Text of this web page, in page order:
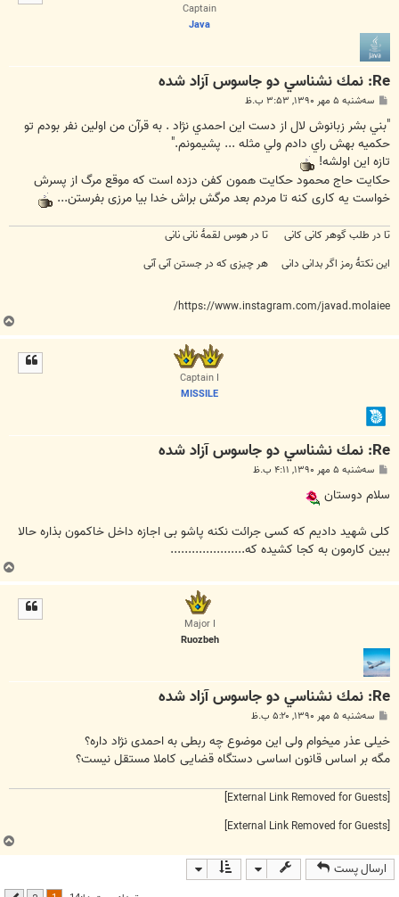
Captain
Java
Re: نمك نشناسي دو جاسوس آزاد شده
پ
ت
سه‌شنبه ۵ مهر ۱۳۹۰, ۳:۵۳ ب.ظ
"بني بشر زبانوش لال از دست اين احمدي نژاد . به قرآن من اولين نفر بودم تو
حكميه بهش راي دادم ولي مثله ... پشيمونم."
تازه این اولشه!
حکایت حاج محمود حکایت همون کفن دزده است که موقع مرگ از پسرش
خواست یه کاری کنه تا مردم بعد مرگش براش خدا بیا مرزی بفرستن...
تا در طلب گوهر کانی کانی تا در هوس لقمهٔ نانی نانی
این نکتهٔ رمز اگر بدانی دانی هر چیزی که در جستن آنی آنی
https://www.instagram.com/javad.molaiee/
ب
ا
Captain I
MISSILE
Re: نمك نشناسي دو جاسوس آزاد شده
پ
ت
سه‌شنبه ۵ مهر ۱۳۹۰, ۴:۱۱ ب.ظ
سلام دوستان
کلی شهید دادیم که کسی جرائت نکنه پاشو بی اجازه داخل خاکمون بذاره حالا
ببین کارمون به کجا کشیده که.....................
ب
ا
Major I
Ruozbeh
Re: نمك نشناسي دو جاسوس آزاد شده
پ
ت
سه‌شنبه ۵ مهر ۱۳۹۰, ۵:۲۰ ب.ظ
خیلی عذر میخوام ولی این موضوع چه ربطی به احمدی نژاد داره؟
مگه بر اساس قانون اساسی دستگاه قضایی کاملا مستقل نیست؟
ب
ا
ارسال پست